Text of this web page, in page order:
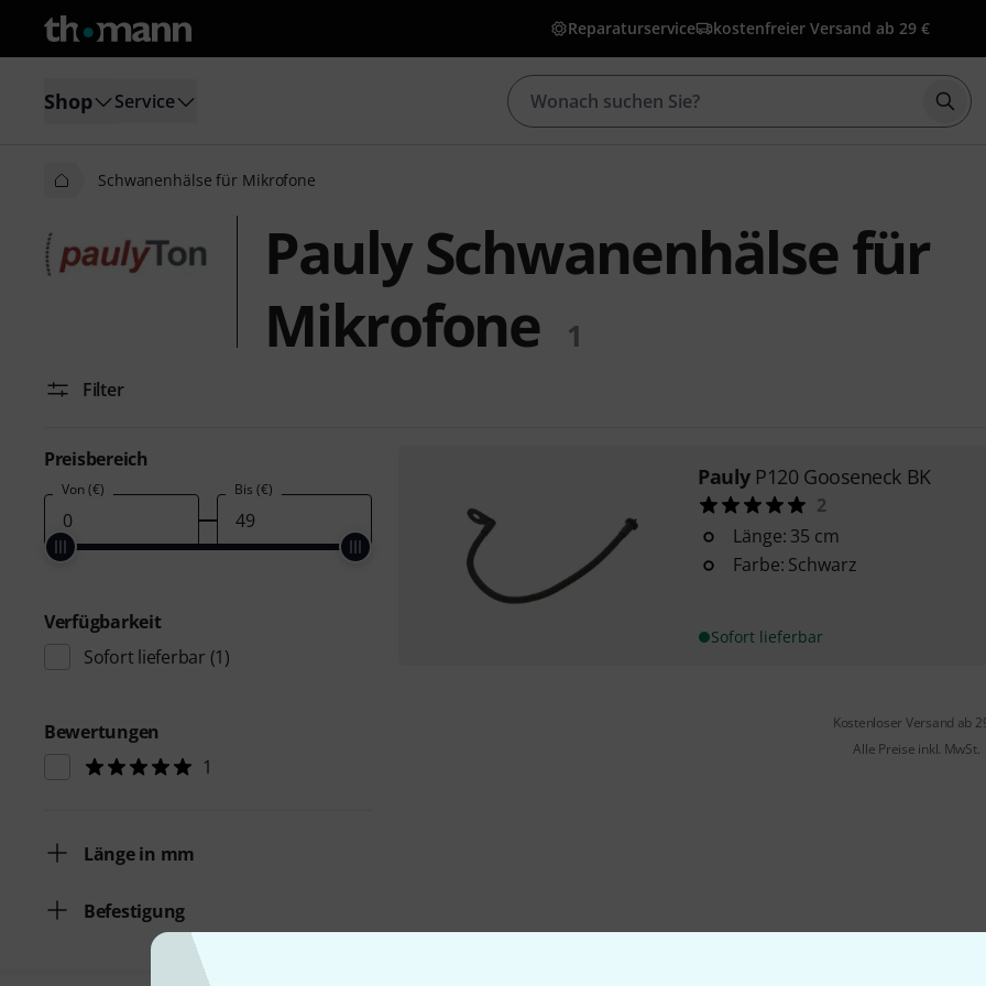
Reparaturservice kostenfreier Versand ab 29 €
Shop Service
Schwanenhälse für Mikrofone
Pauly Schwanenhälse für
Mikrofone
1
Filter
Preisbereich
Von (€) Bis (€)
Verfügbarkeit
Sofort lieferbar (1)
Bewertungen
1
Länge in mm
Befestigung
Pauly P120 Gooseneck BK
2
Länge: 35 cm
Farbe: Schwarz
Sofort lieferbar
Kostenloser Versand ab
Alle Preise inkl. MwSt.